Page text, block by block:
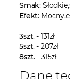
Smak:
Efekt:
3szt. - 131zł
5szt. - 207zł
8szt. - 315zł
Dane